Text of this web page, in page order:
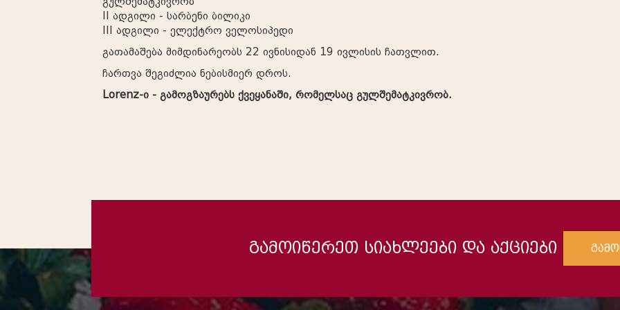
II ადგილი - სარბენი ბილიკი
III ადგილი - ელექტრო ველოსიპედი
გათამაშება მიმდინარეობს 22 ივნისიდან 19 ივლისის ჩათვლით.
ჩართვა შეგიძლია ნებისმიერ დროს.
Lorenz-ი - გამოგზაურებს ქვეყანაში, რომელსაც გულშემატკივრობ.
გამოიწერეთ სიახლეები და აქციები